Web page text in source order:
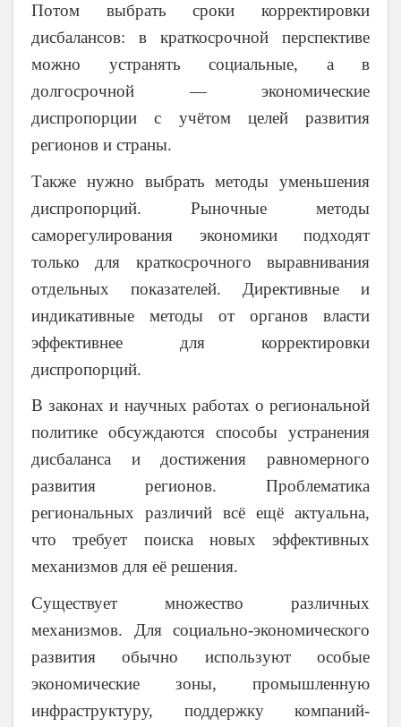
Потом выбрать сроки корректировки
дисбалансов: в краткосрочной перспективе
можно устранять социальные, а в
долгосрочной — экономические
диспропорции с учётом целей развития
регионов и страны.
Также нужно выбрать методы уменьшения
диспропорций. Рыночные методы
саморегулирования экономики подходят
только для краткосрочного выравнивания
отдельных показателей. Директивные и
индикативные методы от органов власти
эффективнее для корректировки
диспропорций.
В законах и научных работах о региональной
политике обсуждаются способы устранения
дисбаланса и достижения равномерного
развития регионов. Проблематика
региональных различий всё ещё актуальна,
что требует поиска новых эффективных
механизмов для её решения.
Существует множество различных
механизмов. Для социально-экономического
развития обычно используют особые
экономические зоны, промышленную
инфраструктуру, поддержку компаний-